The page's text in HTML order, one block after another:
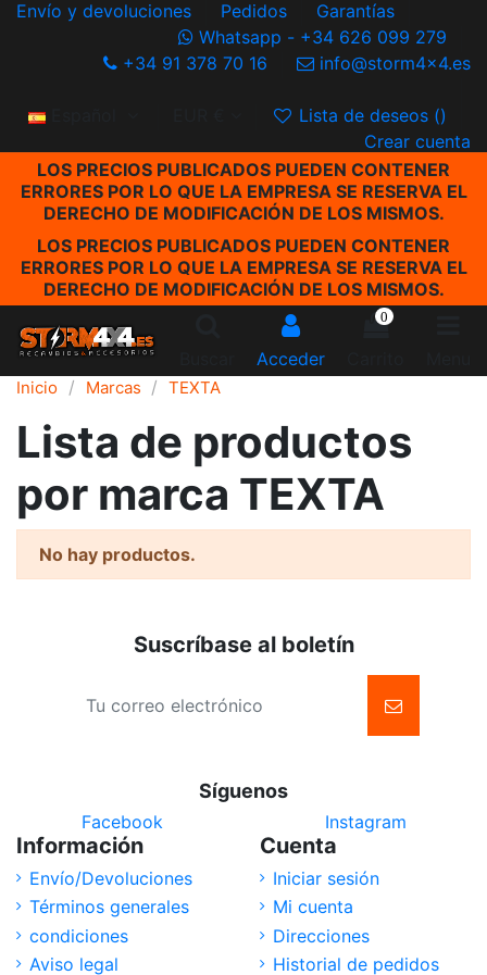
Envío y devoluciones Pedidos
Garantías
Whatsapp - +34 626 099 279
+34 91 378 70 16
info@storm4x4.es
Español Lista de deseos ()
Crear cuenta
LOS PRECIOS PUBLICADOS PUEDEN CONTENER
ERRORES POR LO QUE LA EMPRESA SE RESERVA EL
DERECHO DE MODIFICACIÓN DE LOS MISMOS.
LOS PRECIOS PUBLICADOS PUEDEN CONTENER
ERRORES POR LO QUE LA EMPRESA SE RESERVA EL
DERECHO DE MODIFICACIÓN DE LOS MISMOS.
Acceder
0
Inicio Marcas TEXTA
Lista de productos
por marca TEXTA
No hay productos.
Suscríbase al boletín
Síguenos
Facebook Instagram
Información
Envío/Devoluciones
Términos generales
condiciones
Aviso legal
Cuenta
Iniciar sesión
Mi cuenta
Direcciones
Historial de pedidos